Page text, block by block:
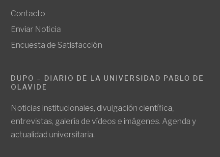
Contacto
Enviar Noticia
Encuesta de Satisfacción
DUPO – DIARIO DE LA UNIVERSIDAD PABLO DE
OLAVIDE
Noticias institucionales, divulgación científica,
entrevistas, galería de vídeos e imágenes. Agenda y
actualidad universitaria.